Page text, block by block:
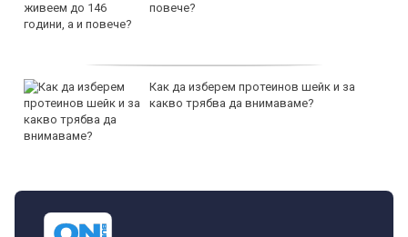
повече?
Как да изберем протеинов шейк и за
какво трябва да внимаваме?